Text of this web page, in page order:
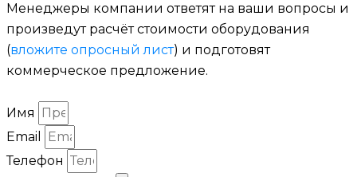
Менеджеры компании ответят на ваши вопросы и
произведут расчёт стоимости оборудования
(вложите опросный лист) и подготовят
коммерческое предложение.
Имя
Email
Телефон